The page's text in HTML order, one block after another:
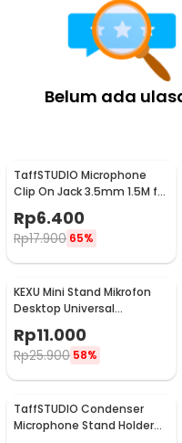
Belum ada
TaffSTUDIO Microphone
Clip On Jack 3.5mm 1.5M for
Smartphone Laptop - SR-
503
Rp6.400
Rp17.900 65%
KEXU Mini Stand Mikrofon
Desktop Universal
Rp11.000
Rp25.900 58%
TaffSTUDIO Condenser
Microphone Stand Holder